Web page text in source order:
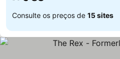
Consulte os preços de 15 sites